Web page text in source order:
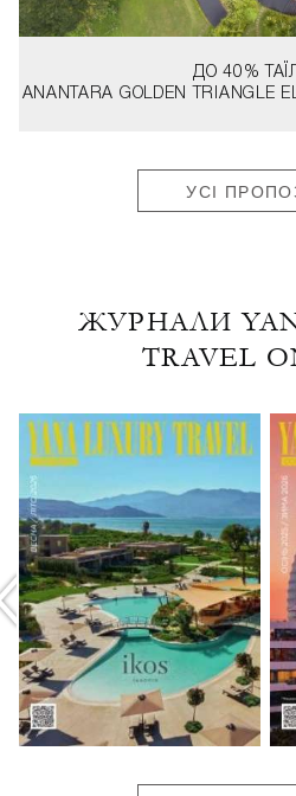
ANANTARA GOLDEN TRIANGLE
ДО 40%
УСІ
ЖУРНАЛИ
TRAVEL